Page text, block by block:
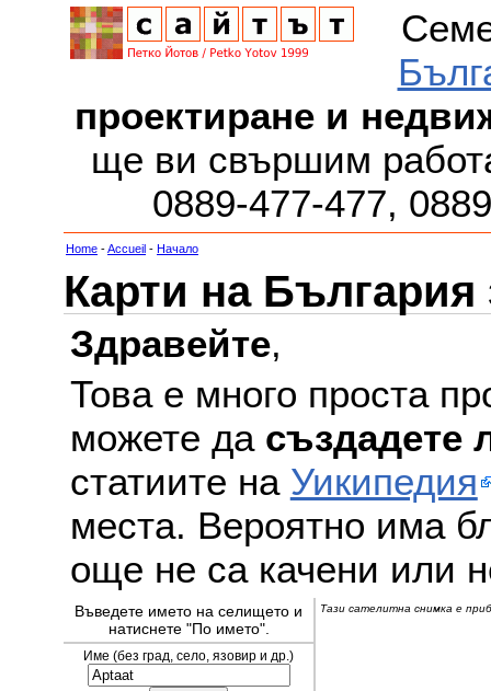
проектиране и
ще ви свършим
0889-477-477,
Home -Accueil - Начало
Карти на България
Здравейте,
Това е много проста
можете да създадете
статиите на Уикипедия
места. Вероятно има
още не са качени или
Въведете името на селището и
натиснете "По името".
Тази сателитна снимка е
Име (без град, село, язовир и др.)